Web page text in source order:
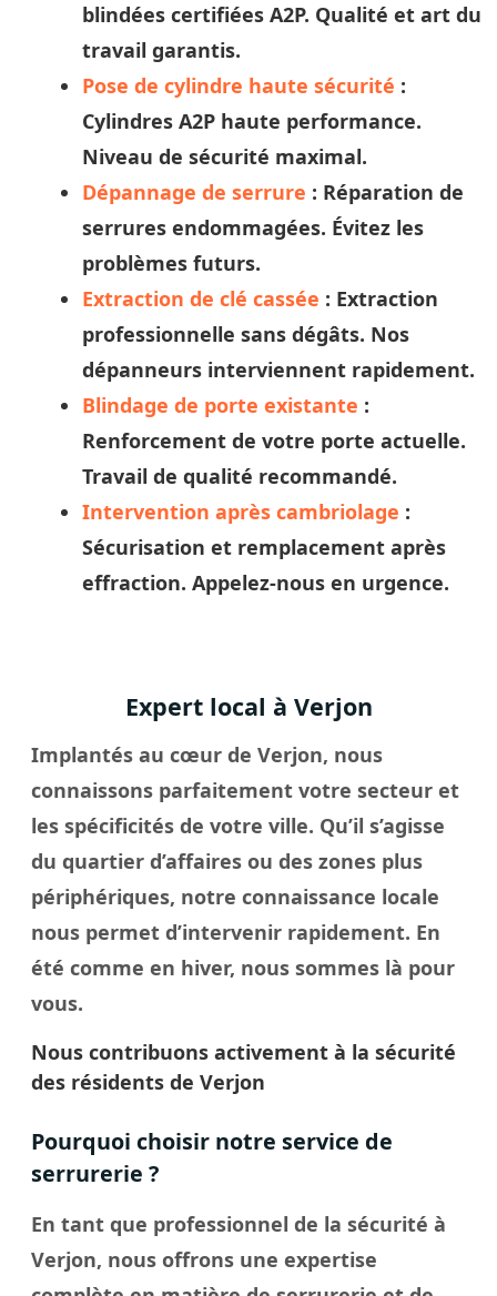
blindées certifiées A2P. Qualité et art du
travail garantis.
Pose de cylindre haute sécurité :
Cylindres A2P haute performance.
Niveau de sécurité maximal.
Dépannage de serrure : Réparation de
serrures endommagées. Évitez les
problèmes futurs.
Extraction de clé cassée : Extraction
professionnelle sans dégâts. Nos
dépanneurs interviennent rapidement.
Blindage de porte existante :
Renforcement de votre porte actuelle.
Travail de qualité recommandé.
Intervention après cambriolage :
Sécurisation et remplacement après
effraction. Appelez-nous en urgence.
Expert local à Verjon
Implantés au cœur de Verjon, nous
connaissons parfaitement votre secteur et
les spécificités de votre ville. Qu’il s’agisse
du quartier d’affaires ou des zones plus
périphériques, notre connaissance locale
nous permet d’intervenir rapidement. En
été comme en hiver, nous sommes là pour
vous.
Nous contribuons activement à la sécurité
des résidents de Verjon
Pourquoi choisir notre service de
serrurerie ?
En tant que professionnel de la sécurité à
Verjon, nous offrons une expertise